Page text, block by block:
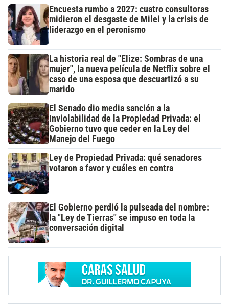
Encuesta rumbo a 2027: cuatro consultoras
midieron el desgaste de Milei y la crisis de
liderazgo en el peronismo
La historia real de "Elize: Sombras de una
mujer", la nueva película de Netflix sobre el
caso de una esposa que descuartizó a su
marido
El Senado dio media sanción a la
Inviolabilidad de la Propiedad Privada: el
Gobierno tuvo que ceder en la Ley del
Manejo del Fuego
Ley de Propiedad Privada: qué senadores
votaron a favor y cuáles en contra
El Gobierno perdió la pulseada del nombre:
la "Ley de Tierras" se impuso en toda la
conversación digital